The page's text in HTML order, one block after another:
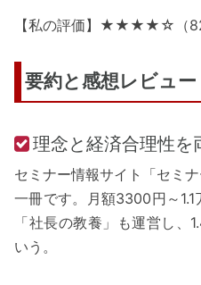
【私の評価】★★★★☆（82
要約と感想レビュー
理念と経済合理性を
セミナー情報サイト「セミ
一冊です。月額3300円～
「社長の教養」も運営し、
いう。